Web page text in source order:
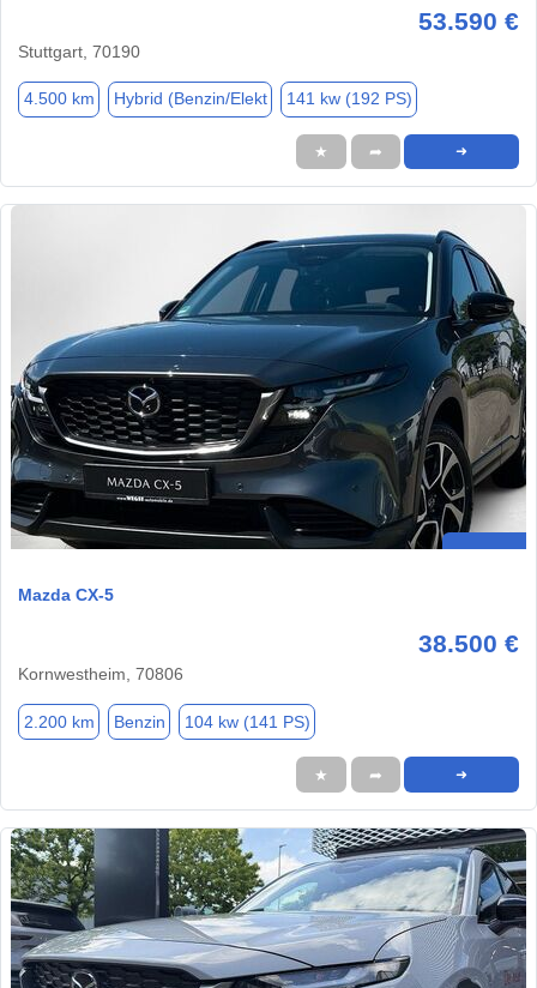
53.590 €
Stuttgart, 70190
4.500 km Hybrid (Benzin/Elekt 141 kw (192 PS)
★ ➦ ➜
Mazda CX-5
38.500 €
Kornwestheim, 70806
2.200 km Benzin 104 kw (141 PS)
★ ➦ ➜